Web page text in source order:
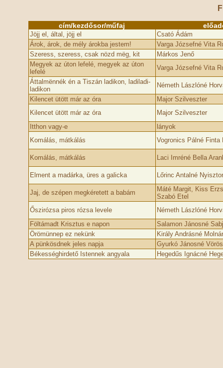
cím/kezdősor/műfaj
Jöjj el, által, jöjj el
Csató Ádám
Árok, árok, de mély árokba jestem!
Varga Józsefné Vita
Szeress, szeress, csak nözd mëg, kit
Márkos Jenő
Megyek az úton lefelé, megyek az úton
lefelé
Varga Józsefné Vita
Áttalmënnék én a Tiszán ladikon, ladiladi-
ladikon
Németh Lászlóné
Kilencet ütött már az óra
Major Szilveszter
Kilencet ütött már az óra
Major Szilveszter
Itthon vagy-e
lányok
Komálás, mátkálás
Vogronics Pálné Finta
Komálás, mátkálás Laci Imréné Bella
Elment a madárka, üres a galicka Lőrinc Antalné
Jaj, de szépen megkéretett a babám
Máté Margit, Kiss
Szabó Etel
Őszirózsa piros rózsa levele
Németh Lászlóné
Föltámadt Krisztus e napon
Salamon Jánosné
Örömünnep ez nekünk
Király Andrásné
A pünkösdnek jeles napja
Gyurkó Jánosné
Békességhirdető Istennek angyala
Hegedűs Ignácné